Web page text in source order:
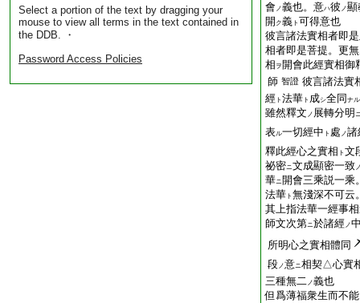
Select a portion of the text by dragging your
mouse to view all terms in the text contained in
the DDB. ・
Password Access Policies
會ノ義也。意ハ彼 ノ顯
開 ク義 ト 可得意也
彼言諸法實相者即
相者即是菩提。更
相 ヲ 開會此經實相御
師 智證 彼言諸法實
經 ト 法華 ト 成シ全同 ナル
雖然釋文 ノ 展轉分明
表ル一切經中 ト 處 ノ諸
釋此經心之實相 ト 文
祕密ニ文成顯密一致
華ニ開會三乘説一乘
法華 ト 無淺深不可云
其上指法華一經事
師文次第ニ於諸經ノ
所明心之實相體同
段ノ意ニ相契△心實
三種無二ノ義也
但爲薄福衆生而不